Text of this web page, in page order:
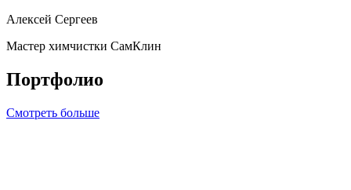
Алексей Сергеев
Мастер химчистки СамКлин
Портфолио
Смотреть больше